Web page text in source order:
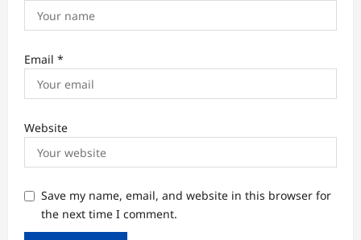
Email *
Website
Save my name, email, and website in this browser for
the next time I comment.